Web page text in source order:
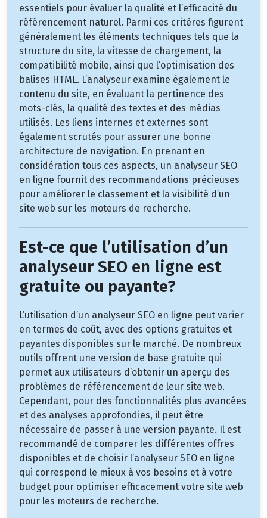
essentiels pour évaluer la qualité et l’efficacité du
référencement naturel. Parmi ces critères figurent
généralement les éléments techniques tels que la
structure du site, la vitesse de chargement, la
compatibilité mobile, ainsi que l’optimisation des
balises HTML. L’analyseur examine également le
contenu du site, en évaluant la pertinence des
mots-clés, la qualité des textes et des médias
utilisés. Les liens internes et externes sont
également scrutés pour assurer une bonne
architecture de navigation. En prenant en
considération tous ces aspects, un analyseur SEO
en ligne fournit des recommandations précieuses
pour améliorer le classement et la visibilité d’un
site web sur les moteurs de recherche.
Est-ce que l’utilisation d’un
analyseur SEO en ligne est
gratuite ou payante?
L’utilisation d’un analyseur SEO en ligne peut varier
en termes de coût, avec des options gratuites et
payantes disponibles sur le marché. De nombreux
outils offrent une version de base gratuite qui
permet aux utilisateurs d’obtenir un aperçu des
problèmes de référencement de leur site web.
Cependant, pour des fonctionnalités plus avancées
et des analyses approfondies, il peut être
nécessaire de passer à une version payante. Il est
recommandé de comparer les différentes offres
disponibles et de choisir l’analyseur SEO en ligne
qui correspond le mieux à vos besoins et à votre
budget pour optimiser efficacement votre site web
pour les moteurs de recherche.